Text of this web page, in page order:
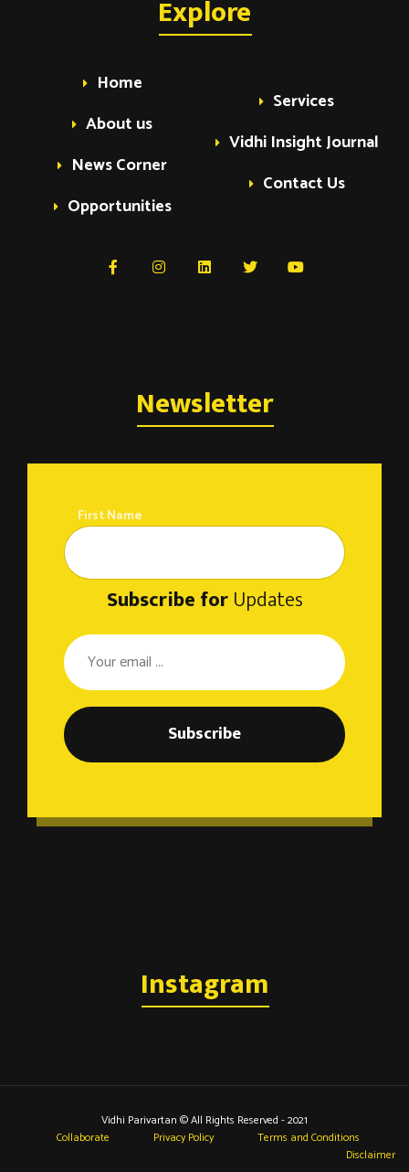
Explore
Home
About us
News Corner
Opportunities
Services
Vidhi Insight Journal
Contact Us
Newsletter
First Name
Subscribe forUpdates
Subscribe
Instagram
Vidhi Parivartan © All Rights Reserved - 2021
Collaborate
Privacy Policy
Terms and Conditions
Disclaimer